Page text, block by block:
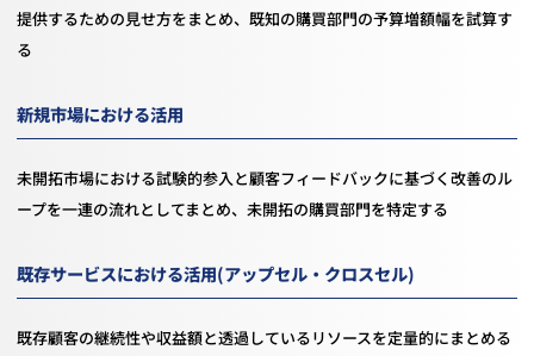
提供するための見せ方をまとめ、既知の購買部門の予算増額幅を試算す
る
新規市場における活用
未開拓市場における試験的参入と顧客フィードバックに基づく改善のル
ープを一連の流れとしてまとめ、未開拓の購買部門を特定する
既存サービスにおける活用(アップセル・クロスセル)
既存顧客の継続性や収益額と透過しているリソースを定量的にまとめる